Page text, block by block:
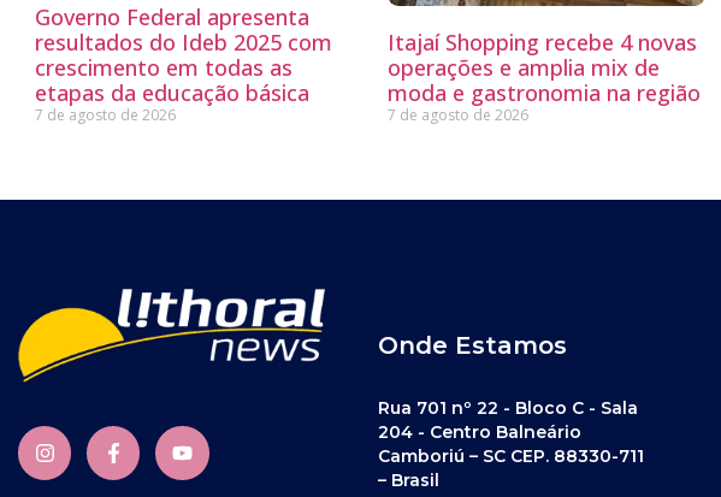
Governo Federal apresenta
resultados do Ideb 2025 com
crescimento em todas as
etapas da educação básica
7 de agosto de 2026
Itajaí Shopping recebe 4 novas
operações e amplia mix de
moda e gastronomia na região
7 de agosto de 2026
Onde Estamos
Rua 701 nº 22 - Bloco C - Sala
204 - Centro Balneário
Camboriú – SC CEP. 88330-711
– Brasil